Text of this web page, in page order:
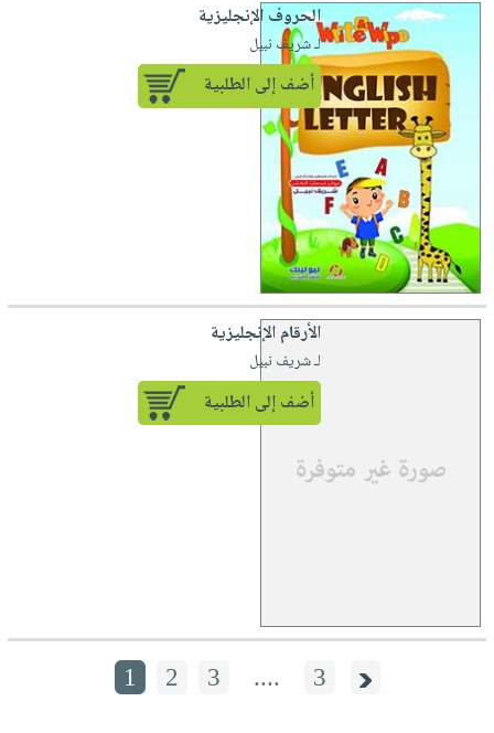
الحروف الإنجليزية
لـ شريف نبيل
أضف إلى الطلبية
الأرقام الإنجليزية
لـ شريف نبيل
أضف إلى الطلبية
1 2 3 .... 3